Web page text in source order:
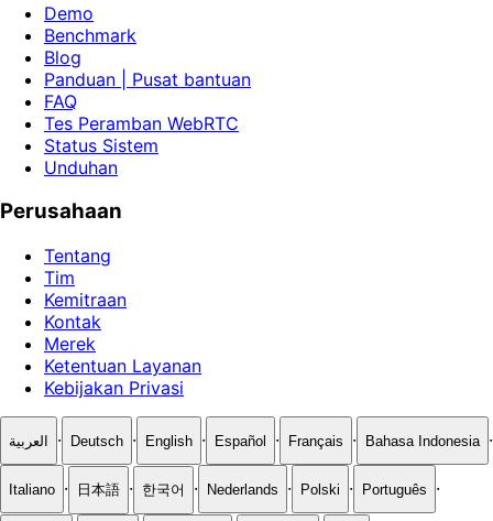
Demo
Benchmark
Blog
Panduan | Pusat bantuan
FAQ
Tes Peramban WebRTC
Status Sistem
Unduhan
Perusahaan
Tentang
Tim
Kemitraan
Kontak
Merek
Ketentuan Layanan
Kebijakan Privasi
العربية · Deutsch · English · Español · Français · Bahasa Indonesia ·
Italiano · 日本語 · 한국어 · Nederlands · Polski · Português ·